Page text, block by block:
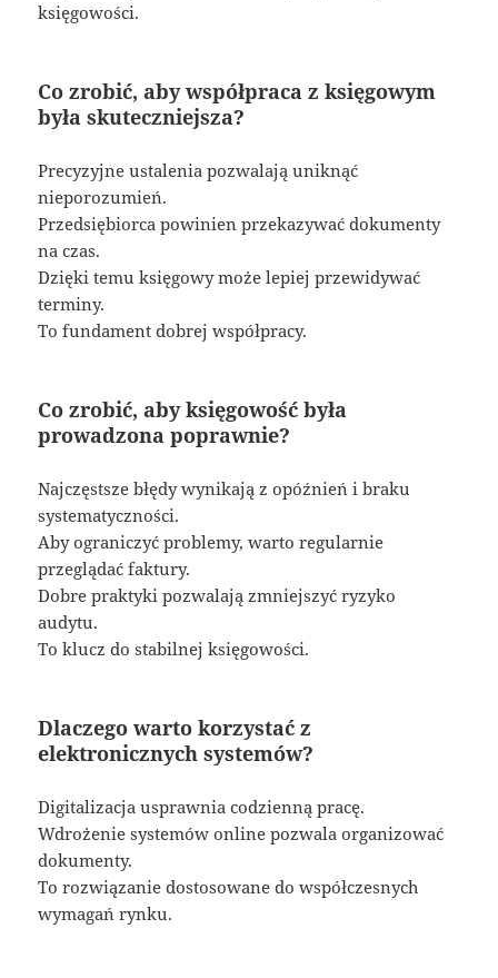
księgowości.
Co zrobić, aby współpraca z księgowym
była skuteczniejsza?
Precyzyjne ustalenia pozwalają uniknąć
nieporozumień.
Przedsiębiorca powinien przekazywać dokumenty
na czas.
Dzięki temu księgowy może lepiej przewidywać
terminy.
To fundament dobrej współpracy.
Co zrobić, aby księgowość była
prowadzona poprawnie?
Najczęstsze błędy wynikają z opóźnień i braku
systematyczności.
Aby ograniczyć problemy, warto regularnie
przeglądać faktury.
Dobre praktyki pozwalają zmniejszyć ryzyko
audytu.
To klucz do stabilnej księgowości.
Dlaczego warto korzystać z
elektronicznych systemów?
Digitalizacja usprawnia codzienną pracę.
Wdrożenie systemów online pozwala organizować
dokumenty.
To rozwiązanie dostosowane do współczesnych
wymagań rynku.